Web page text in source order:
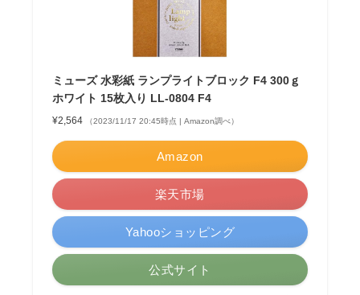
ミューズ 水彩紙 ランプライトブロック F4 300ｇ
ホワイト 15枚入り LL-0804 F4
¥2,564 （2023/11/17 20:45時点 | Amazon調べ）
Amazon
楽天市場
Yahooショッピング
公式サイト